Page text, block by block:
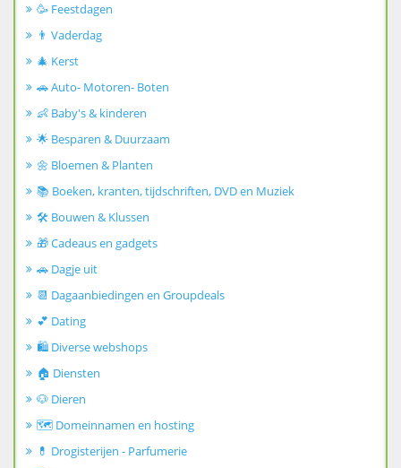
🥳 Feestdagen
👨 Vaderdag
🎄 Kerst
🚗 Auto- Motoren- Boten
👶 Baby's & kinderen
🌟 Besparen & Duurzaam
🌼 Bloemen & Planten
📚 Boeken, kranten, tijdschriften, DVD en Muziek
🛠️ Bouwen & Klussen
🎁 Cadeaus en gadgets
🚗 Dagje uit
📆 Dagaanbiedingen en Groupdeals
💕 Dating
🛍️ Diverse webshops
🏠 Diensten
🐶 Dieren
🗺️ Domeinnamen en hosting
💊 Drogisterijen - Parfumerie